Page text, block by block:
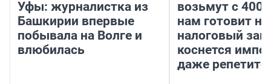
Уфы: журналистка из
Башкирии впервые
побывала на Волге и
влюбилась
возьмут с
нам готовит
налоговый
коснется
даже